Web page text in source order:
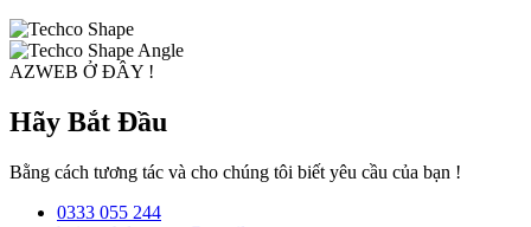
AZWEB Ở ĐÂY !
Hãy Bắt Đầu
Bằng cách tương tác và cho chúng tôi biết yêu cầu của bạn !
0333 055 244